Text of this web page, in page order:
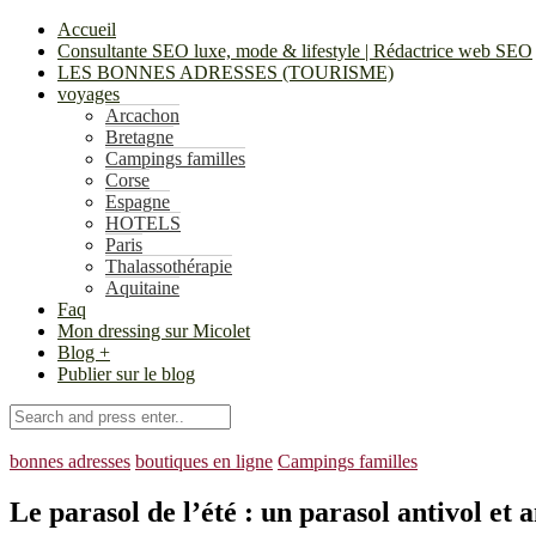
Accueil
Consultante SEO luxe, mode & lifestyle | Rédactrice web SEO
LES BONNES ADRESSES (TOURISME)
voyages
Arcachon
Bretagne
Campings familles
Corse
Espagne
HOTELS
Paris
Thalassothérapie
Aquitaine
Faq
Mon dressing sur Micolet
Blog +
Publier sur le blog
bonnes adresses boutiques en ligne Campings familles
Le parasol de l’été : un parasol antivol et